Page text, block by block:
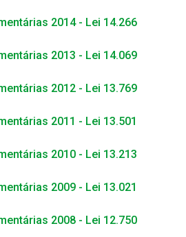
2014 - Lei 14.266
2013 - Lei 14.069
2012 - Lei 13.769
2011 - Lei 13.501
2010 - Lei 13.213
2009 - Lei 13.021
2008 - Lei 12.750